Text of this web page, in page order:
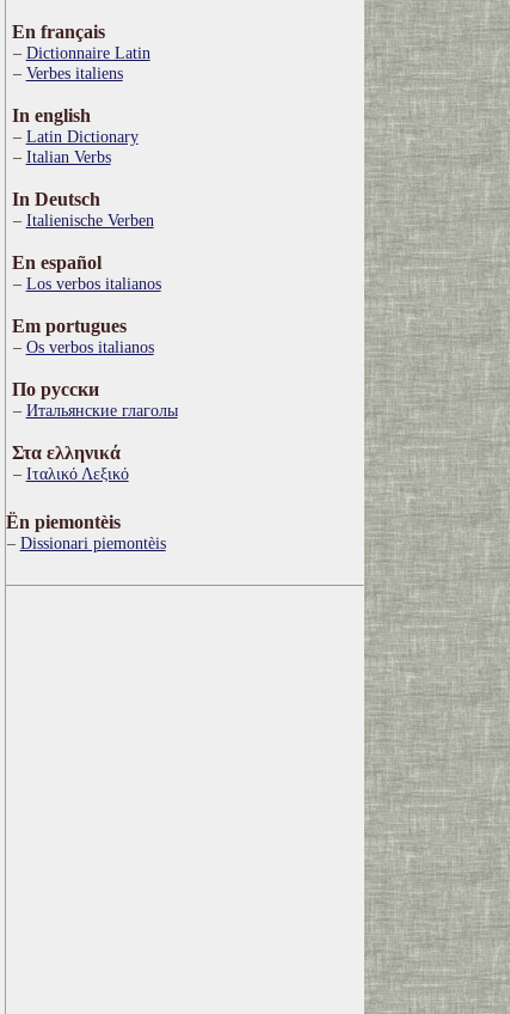
En français
Dictionnaire Latin
Verbes italiens
In english
Latin Dictionary
Italian Verbs
In Deutsch
Italienische Verben
En español
Los verbos italianos
Em portugues
Os verbos italianos
По русски
Итальянские глаголы
Στα ελληνικά
Ιταλικό Λεξικό
Ën piemontèis
Dissionari piemontèis